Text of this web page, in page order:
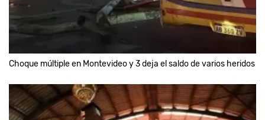
Choque múltiple en Montevideo y 3 deja el saldo de varios heridos